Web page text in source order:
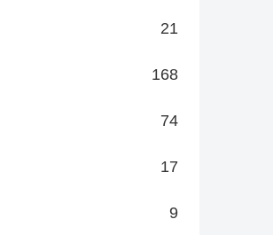
21
168
74
17
9